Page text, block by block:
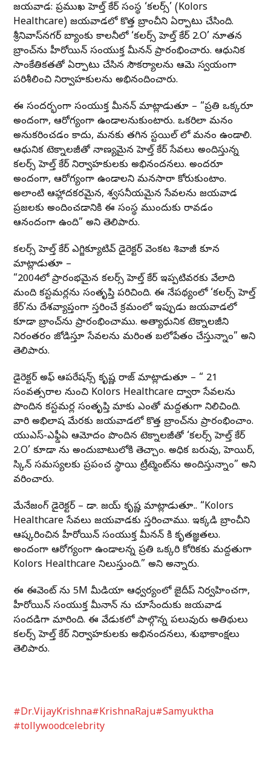
విజయవాడ: ప్ర‌ముఖ హెల్త్ కేర్ సంస్థ ‘కలర్స్’ (Kolors
Healthcare) విజయవాడలో కొత్త బ్రాంచీని ఏర్పాటు చేసింది.
శ్రీనివాస్‌నగర్ బ్యాంకు కాలనీలో ‘కలర్స్ హెల్త్ కేర్ 2.O’ నూతన
బ్రాంచ్‌ను హీరోయిన్ సంయుక్త మీనన్ ప్రారంభించారు. ఆధునిక
సాంకేతికతతో ఏర్పాటు చేసిన సౌకర్యాలను ఆమె స్వయంగా
పరిశీలించి నిర్వాహకులను అభినందించారు.
ఈ సందర్భంగా సంయుక్త మీనన్ మాట్లాడుతూ – “ప్రతి ఒక్కరూ
అందంగా, ఆరోగ్యంగా ఉండాలనుకుంటారు. ఒకరిలా మనం
అనుకరించడం కాదు, మనకు తగిన స్టయిల్ లో మనం ఉండాలి.
ఆధునిక టెక్నాలజీతో నాణ్యమైన హెల్త్ కేర్ సేవలు అందిస్తున్న
కలర్స్ హెల్త్ కేర్ నిర్వాహకులకు అభినందనలు. అందరూ
అందంగా, ఆరోగ్యంగా ఉండాలని మనసారా కోరుకుంటాం.
అలాంటి ఆహ్లాదకరమైన, విశ్వసనీయమైన సేవలను విజయవాడ
ప్రజలకు అందించడానికి ఈ సంస్థ ముందుకు రావడం
ఆనందంగా ఉంది” అని తెలిపారు.
కలర్స్ హెల్త్ కేర్ ఎగ్జిక్యూటివ్ డైరెక్టర్ వెంకట శివాజీ కూన
మాట్లాడుతూ –
“2004లో ప్రారంభమైన కలర్స్ హెల్త్ కేర్ ఇప్పటివరకు వేలాది
మంది కస్టమర్లను సంతృప్తి పరిచింది. ఈ నేపథ్యంలో ‘కలర్స్ హెల్త్
కేర్’ను దేశవ్యాప్తంగా విస్తరించే క్రమంలో ఇప్పుడు విజయవాడలో
కూడా బ్రాంచ్‌ను ప్రారంభించాము. అత్యాధునిక టెక్నాలజీని
నిరంతరం జోడిస్తూ సేవలను మరింత బలోపేతం చేస్తున్నాం” అని
తెలిపారు.
డైరెక్టర్ అఫ్ ఆపరేషన్స్ కృష్ణ రాజ్ మాట్లాడుతూ – “ 21
సంవత్సరాల నుంచి Kolors Healthcare ద్వారా సేవలను
పొందిన కస్టమర్ల సంతృప్తి మాకు ఎంతో మద్దతుగా నిలిచింది.
వారి అభిలాష మేరకు విజయవాడలో కొత్త బ్రాంచ్‌ను ప్రారంభించాం.
యుఎస్-ఎఫ్డీఏ ఆమోదం పొందిన టెక్నాలజీతో ‘కలర్స్ హెల్త్ కేర్
2.O’ కూడా ను అందుబాటులోకి తెచ్చాం. అధిక బరువు, హెయిర్,
స్కిన్ సమస్యలకు ప్రపంచ స్థాయి ట్రీట్మెంట్‌ను అందిస్తున్నాం” అని
వివరించారు.
మేనేజంగ్ డైరెక్టర్ – డా. విజయ్ కృష్ణ మాట్లాడుతూ.. “Kolors
Healthcare సేవలు విజయవాడకు విస్తరించాము. ఇక్కడి బ్రాంచీని
ఆవిష్కరించిన హీరోయిన్ సంయుక్త మీనన్ కి కృతజ్ఞతలు.
అందంగా ఆరోగ్యంగా ఉండాలన్న ప్రతి ఒక్కరి కోరికకు మద్దతుగా
Kolors Healthcare నిలుస్తుంది.” అని అన్నారు.
ఈ ఈవెంట్ ను 5M మీడియా ఆధ్వర్యంలో జైదీప్ నిర్వహించగా,
హీరోయిన్ సంయుక్త మీనాన్ ను చూసేందుకు విజయవాడ
సందడిగా మారింది. ఈ వేడుకలో పాల్గొన్న పలువురు అతిథులు
కలర్స్ హెల్త్ కేర్ నిర్వాహకులకు అభినందనలు, శుభాకాంక్షలు
తెలిపారు.
#Dr.VijayKrishna#KrishnaRaju#Samyuktha
#tollywoodcelebrity